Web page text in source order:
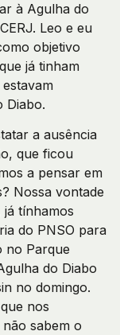
à Agulha do
Leo e eu
objetivo
já tinham
Diabo.
a ausência
que ficou
a pensar em
Nossa vontade
tínhamos
do PNSO para
no Parque
do Diabo
no domingo.
nos
sabem o